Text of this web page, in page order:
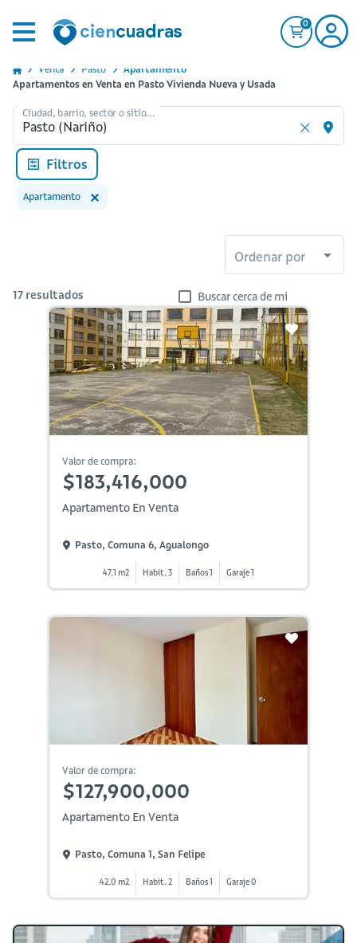
0
Venta Pasto
Apartamento
Apartamentos en Venta en Pasto Vivienda Nueva y Usada
Ciudad, barrio, sector o sitio...
Filtros
Apartamento
Ordenar por
17 resultados Buscar cerca de mi
Valor de compra:
$183,416,000
Apartamento En Venta
Pasto, Comuna 6, Agualongo
47.1 m2 Habit. 3 Baños 1 Garaje 1
Valor de compra:
$127,900,000
Apartamento En Venta
Pasto, Comuna 1, San Felipe
42.0 m2 Habit. 2 Baños 1 Garaje 0